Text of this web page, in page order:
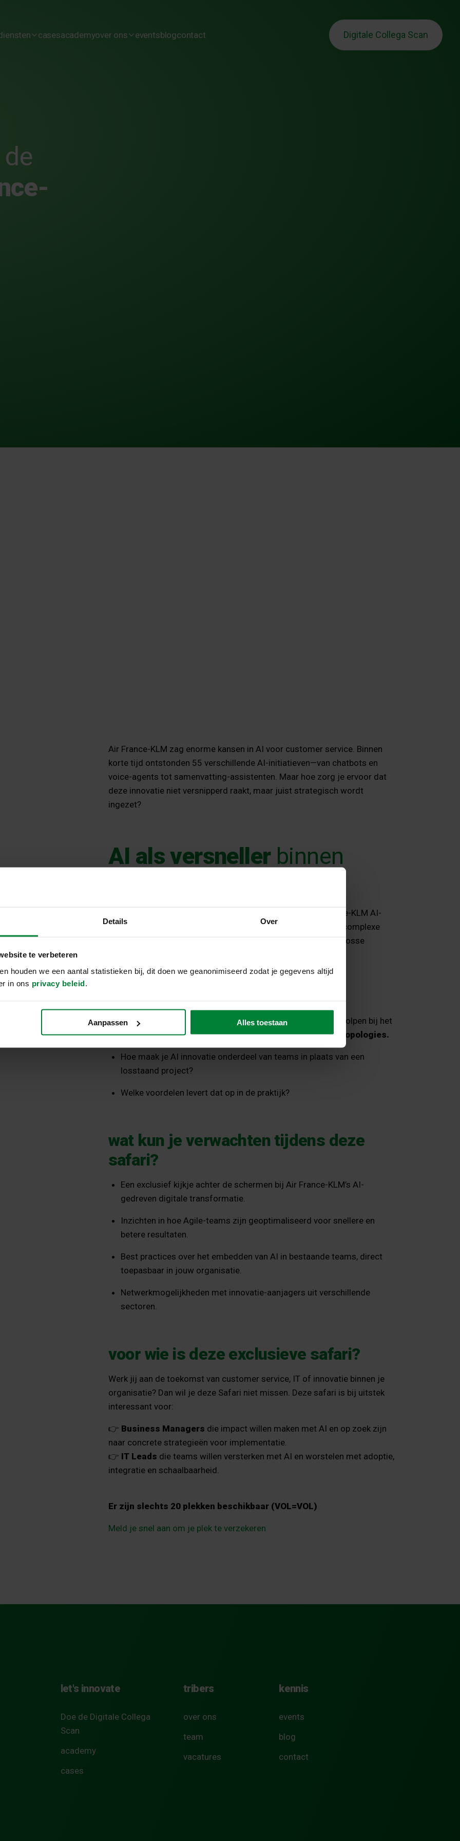
Details Over
te verbeteren
houden we een aantal statistieken bij, dit doen we geanonimiseerd zodat je gegevens altijd
in ons privacy beleid.
Aanpassen Alles toestaan
casesacademyover ons eventsblogcontact Digitale Collega Scan
Air France-KLM zag enorme kansen in AI voor customer service. Binnen
korte tijd ontstonden 55 verschillende AI-initiatieven—van chatbots en
voice-agents tot samenvatting-assistenten. Maar hoe zorg je ervoor dat
deze innovatie niet versnipperd raakt, maar juist strategisch wordt
ingezet?
AI als versnellerbinnen
Tijdens deze Safari laat Giordana Mendola zien hoe Air France-KLM AI-
innovatie succesvol heeft geïntegreerd in een internationale, complexe
SAFe-omgeving. Hoe zorg je ervoor dat AI geen verzameling losse
Hoe creëer je een duidelijke visie en focus rondom AI?
Daarnaast deelt Alexander van Perlstein hoe Tribers heeft geholpen bij het
herstructureren van de Customer Contact teams metTeam Topologies.
Hoe maak je AI innovatie onderdeel van teams in plaats van een
losstaand project?
Welke voordelen levert dat op in de praktijk?
wat kun je verwachten tijdens deze
safari?
Een exclusief kijkje achter de schermen bij Air France-KLM’s AI-
gedreven digitale transformatie.
Inzichten in hoe Agile-teams zijn geoptimaliseerd voor snellere en
betere resultaten.
Best practices over het embedden van AI in bestaande teams, direct
toepasbaar in jouw organisatie.
Netwerkmogelijkheden met innovatie-aanjagers uit verschillende
sectoren.
voor wie is deze exclusieve safari?
Werk jij aan de toekomst van customer service, IT of innovatie binnen je
organisatie? Dan wil je deze Safari niet missen. Deze safari is bij uitstek
interessant voor:
👉 Business Managers die impact willen maken met AI en op zoek zijn
naar concrete strategieën voor implementatie.
👉 IT Leads die teams willen versterken met AI en worstelen met adoptie,
integratie en schaalbaarheid.
Er zijn slechts 20 plekken beschikbaar (VOL=VOL)
Meld je snel aan om je plek te verzekeren
let's innovate
Doe de Digitale Collega
Scan
academy
cases
tribers
over ons
team
vacatures
kennis
events
blog
contact